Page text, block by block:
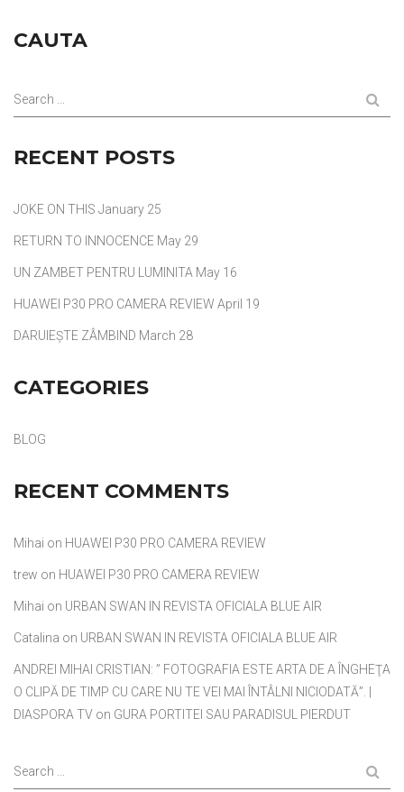
CAUTA
Search ...
RECENT POSTS
JOKE ON THIS January 25
RETURN TO INNOCENCE May 29
UN ZAMBET PENTRU LUMINITA May 16
HUAWEI P30 PRO CAMERA REVIEW April 19
DARUIEȘTE ZÂMBIND March 28
CATEGORIES
BLOG
RECENT COMMENTS
Mihai on HUAWEI P30 PRO CAMERA REVIEW
trew on HUAWEI P30 PRO CAMERA REVIEW
Mihai on URBAN SWAN IN REVISTA OFICIALA BLUE AIR
Catalina on URBAN SWAN IN REVISTA OFICIALA BLUE AIR
ANDREI MIHAI CRISTIAN: ” FOTOGRAFIA ESTE ARTA DE A ÎNGHEŢA
O CLIPĂ DE TIMP CU CARE NU TE VEI MAI ÎNTÂLNI NICIODATĂ”. |
DIASPORA TV on GURA PORTITEI SAU PARADISUL PIERDUT
Search ...